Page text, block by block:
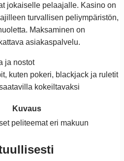
jokaiselle pelaajalle. Kasino on
turvallisen peliympäristön,
Maksaminen on
asiakaspalvelu.
ja nostot
kuten pokeri, blackjack ja ruletit
kokeiltavaksi
Kuvaus
peliteemat eri makuun